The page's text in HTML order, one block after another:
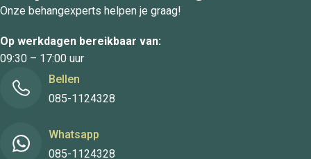
Onze behangexperts helpen je graag!
Op werkdagen bereikbaar van:
09:30 – 17:00 uur
Bellen
085-1124328
Whatsapp
085-1124328